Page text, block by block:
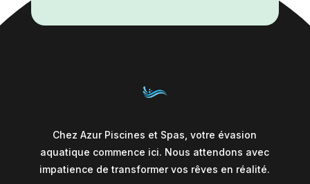
Chez Azur Piscines et Spas, votre évasion
aquatique commence ici. Nous attendons avec
impatience de transformer vos rêves en réalité.